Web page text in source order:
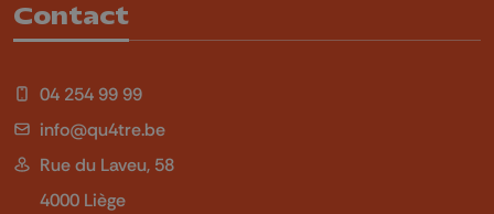
Contact
04 254 99 99
info@qu4tre.be
Rue du Laveu, 58
4000 Liège